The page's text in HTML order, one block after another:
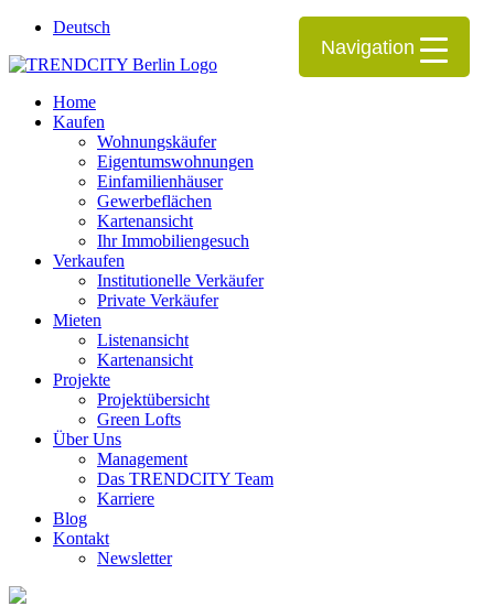
Deutsch
Home
Kaufen
Wohnungskäufer
Eigentumswohnungen
Einfamilienhäuser
Gewerbeflächen
Kartenansicht
Ihr Immobiliengesuch
Verkaufen
Institutionelle Verkäufer
Private Verkäufer
Mieten
Listenansicht
Kartenansicht
Projekte
Projektübersicht
Green Lofts
Über Uns
Management
Das TRENDCITY Team
Karriere
Blog
Kontakt
Newsletter
Navigation